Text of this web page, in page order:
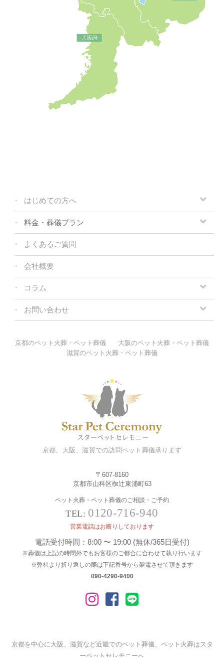
京都、大阪、滋賀での訪問ペット葬儀承ります
〒607-8160
京都市山科区椥辻東浦町63
ペット火葬・ペット葬儀のご相談・ご予約
TEL: 0120-716-940
営業電話はお断りしております
電話受付時間：8:00 〜 19:00 (無休/365日受付)
※葬儀は上記の時間外でもお客様のご都合に合わせて執り行います
※弊社より折り返しの際は下記番号から架電させて頂きます
090-4290-9400
はじめての方へ
料金・葬儀プラン
よくあるご質問
会社概要
コラム
お問い合わせ
京都のペット火葬・ペット葬儀
大阪のペット火葬・ペット葬儀
滋賀のペット火葬・ペット葬儀
京都を中心に大阪、滋賀など近畿でのペット葬儀、ペット火葬はスタ
ーペットセレモニーへ